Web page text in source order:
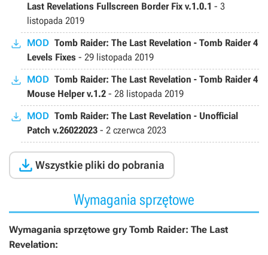
Last Revelations Fullscreen Border Fix v.1.0.1 - 3
listopada 2019
MOD Tomb Raider: The Last Revelation - Tomb Raider 4
Levels Fixes - 29 listopada 2019
MOD Tomb Raider: The Last Revelation - Tomb Raider 4
Mouse Helper v.1.2 - 28 listopada 2019
MOD Tomb Raider: The Last Revelation - Unofficial
Patch v.26022023 - 2 czerwca 2023
 Wszystkie pliki do pobrania
Wymagania sprzętowe
Wymagania sprzętowe gry Tomb Raider: The Last
Revelation: